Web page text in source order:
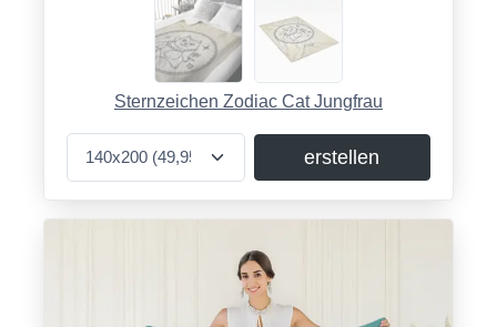
Sternzeichen Zodiac Cat Jungfrau
erstellen